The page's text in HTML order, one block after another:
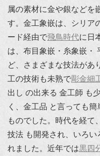
属の素材に金や銀などを
す。金工象嵌は、シリア
ード経由で飛鳥時代に日
は、布目象嵌・糸象嵌・
ど、さまざまな技法があ
工の技術も未熟で彫金細
出し の出来る 金工師 も
く、金工品 と言っても
ものでした。時代を経て
技法 も開発され、いろい
れました。近年では黒四